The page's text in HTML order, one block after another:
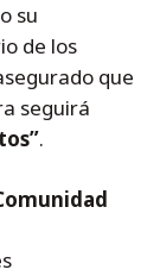
su
de los
que
seguirá
.